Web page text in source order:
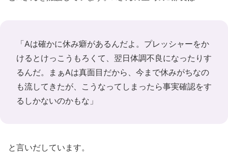
「Aは確かに休み癖があるんだよ。プレッシャーをか
けるとけっこうもろくて、翌日体調不良になったりす
るんだ。まぁAは真面目だから、今まで休みがちなの
も流してきたが、こうなってしまったら事実確認をす
るしかないのかもな」
と言いだしています。